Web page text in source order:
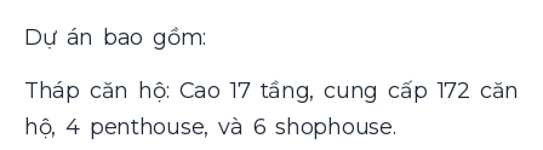
Dự án bao gồm:
Tháp căn hộ: Cao 17 tầng, cung cấp 172 căn
hộ, 4 penthouse, và 6 shophouse.